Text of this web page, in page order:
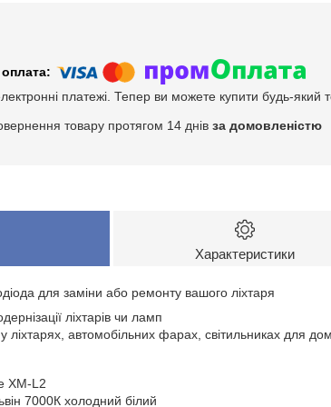
платежі. Тепер ви можете купити будь-який
товару протягом 14 днів за домовленістю
Характеристики
для заміни або ремонту вашого ліхтаря
ліхтарів чи ламп
ліхтарях, автомобільних фарах, світильниках для
XM-L2
7000К холодний білий